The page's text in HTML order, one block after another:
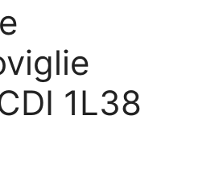
1L38